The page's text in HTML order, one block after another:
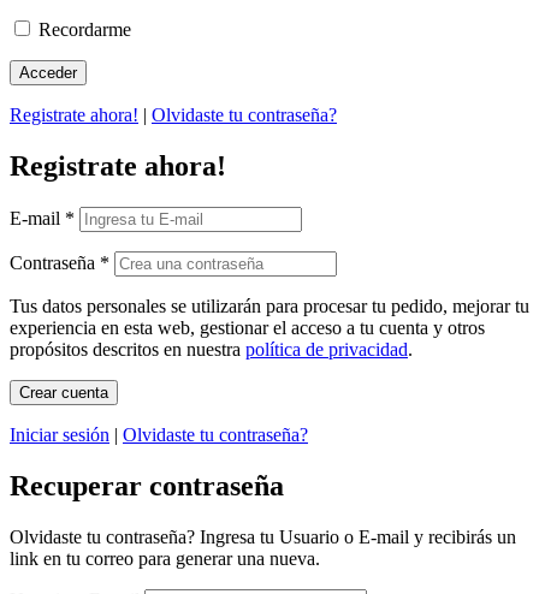
Recordarme
Registrate ahora! | Olvidaste tu contraseña?
Registrate ahora!
E-mail *
Contraseña *
Tus datos personales se utilizarán para procesar tu pedido, mejorar tu
experiencia en esta web, gestionar el acceso a tu cuenta y otros
propósitos descritos en nuestra política de privacidad.
Iniciar sesión | Olvidaste tu contraseña?
Recuperar contraseña
Olvidaste tu contraseña? Ingresa tu Usuario o E-mail y recibirás un
link en tu correo para generar una nueva.